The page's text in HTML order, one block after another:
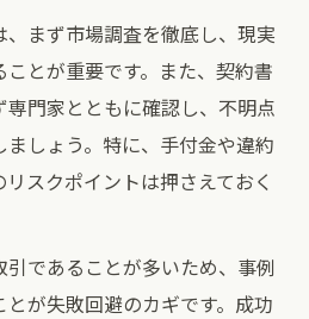
、まず市場調査を徹底し、現実
とが重要です。また、契約書
門家とともに確認し、不明点
しょう。特に、手付金や違約
スクポイントは押さえておく
であることが多いため、事例
が失敗回避のカギです。成功